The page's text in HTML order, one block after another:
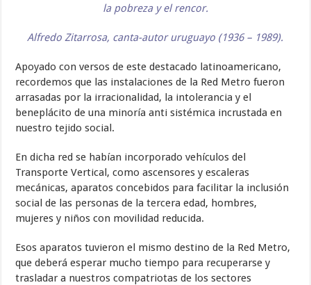
la pobreza y el rencor.
Alfredo Zitarrosa, canta-autor uruguayo (1936 – 1989).
Apoyado con versos de este destacado latinoamericano,
recordemos que las instalaciones de la Red Metro fueron
arrasadas por la irracionalidad, la intolerancia y el
beneplácito de una minoría anti sistémica incrustada en
nuestro tejido social.
En dicha red se habían incorporado vehículos del
Transporte Vertical, como ascensores y escaleras
mecánicas, aparatos concebidos para facilitar la inclusión
social de las personas de la tercera edad, hombres,
mujeres y niños con movilidad reducida.
Esos aparatos tuvieron el mismo destino de la Red Metro,
que deberá esperar mucho tiempo para recuperarse y
trasladar a nuestros compatriotas de los sectores